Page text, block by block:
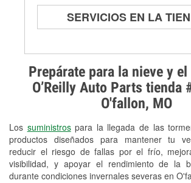
Prepárate para la nieve y
O’Reilly Auto Parts tienda
O'fallon, MO
Los suministrospara la llegada de las
productos diseñados para mantener tu
reducir el riesgo de fallas por el frío,
visibilidad, y apoyar el rendimiento de la
durante condiciones invernales severas en
SERVICIOS EN LA
Prueba de alternadores y
arrancadores
Revisión de la luz "Check
Reciclaje de baterías y aceite
Instalación de bombillas de
Instalación de